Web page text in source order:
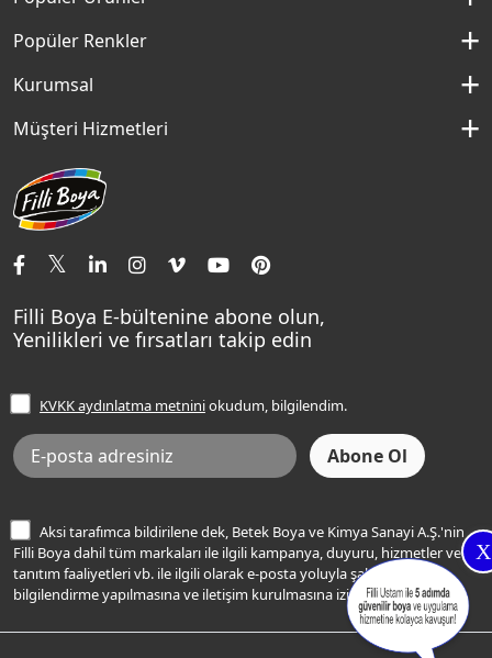
X
İç Cephe Renkleri
Dış Cephe Renkleri
Mobilya Boyaları
Macun ve Astarlar
Yapı Kimyasalları
Tavan Boyaları
Ev Bakım ve Hobi Boyaları
Yatak Odası Renkleri
Momento Silan
Panel Kapı Boyası
Aqualux
Momento Max Cleanix
Sentomaxx Sentetik Boya
Sentomaxx İpeksi Mat
Momento Life
Popüler Renkler
Kırık Beyaz Rengi
Aydan Rengi
Fildişi Rengi
Andezit Rengi
Şampanya Rengi
Açık Mavi Rengi
Frezya Rengi
Kurumsal
Hakkımızda
Basın Odası
İletişim Bilgilerimiz
Müşteri Hizmetleri
İletişim Formu
Satış Noktaları
Renk Danışma
Filli Ustam
Sıkça Sorulan Sorular
Ücretsiz Yalıtım Keşif Hizmeti
Bilgi Toplumu Hizmetleri
İnternet Sitesi Kullanım Koşulları
KVKK Talep Formu
KVKK Aydınlatma Metni
Filli Boya E-bültenine abone olun,
Yenilikleri ve fırsatları takip edin
KVKK aydınlatma metniniokudum, bilgilendim.
Aksi tarafımca bildirilene dek, Betek Boya ve Kimya Sanayi A.Ş.'nin
Filli Boya dahil tüm markaları ile ilgili kampanya, duyuru, hizmetler ve
tanıtım faaliyetleri vb. ile ilgili olarak e-posta yoluyla şahsıma
bilgilendirme yapılmasına ve iletişim kurulmasına izin veriyorum.